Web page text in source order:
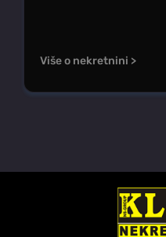
Više o nekretnini >